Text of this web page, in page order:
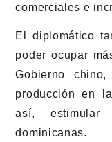
comerciales e
El diplomático
poder ocupar
Gobierno
producción en
así, estimular
dominicanas.